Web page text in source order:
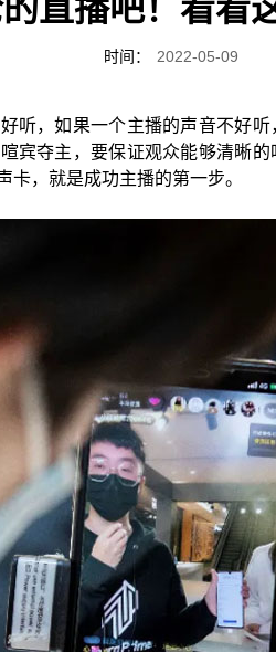
直播吧！看看
时间： 2022-05-09
听，如果一个主播的声音不好
宾夺主，要保证观众能够清晰
，就是成功主播的第一步。